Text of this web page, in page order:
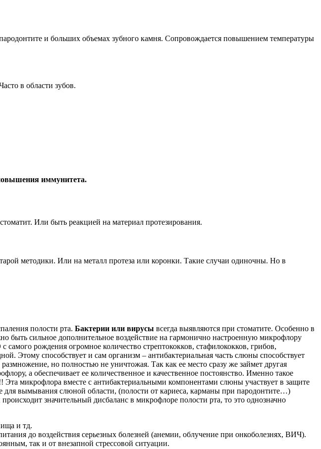
и больших объемах зубного камня. Сопровождается повышением температуры
в области зубов.
иммунитета.
Или быть реакцией на материал протезирования.
методики. Или на металл протеза или коронки. Такие случаи одиночны. Но в
полости рта. Бактерии или вирусы всегда выявляются при стоматите. Особенно в
быть сильное дополнительное воздействие на гармонично настроенную микрофлору
рождения огромное количество стрептококков, стафилококков, грибов,
Этому способствует и сам организм – антибактериальная часть слюны способствует
но полностью не уничтожая. Так как ее место сразу же займет другая
а обеспечивает ее количественное и качественное постоянство. Именно такое
вместе с антибактериальными компонентами слюны участвует в защите
вымывания слюной области, (полости от кариеса, карманы при пародонтите…)
значительный дисбаланс в микрофлоре полости рта, то это однозначно
и тд.
до воздействия серьезных болезней (анемии, облучение при онкоболезнях, ВИЧ).
так и от внезапной стрессовой ситуации.